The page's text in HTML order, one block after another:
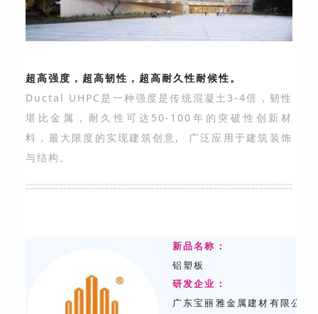
超高强度，超高韧性，超高耐久性耐候性。
Ductal UHPC是一种强度是传统混凝土3-4倍，韧性
堪比金属，耐久性可达50-100年的突破性创新材
料，最大限度的实现建筑创意, 广泛应用于建筑装饰
与结构。
新品名称：
铝塑板
研发企业：
广东宝丽雅金属建材有限公司